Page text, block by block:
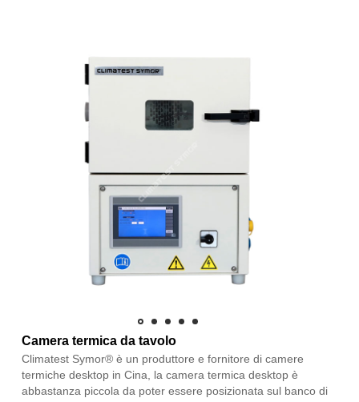
Camera termica da tavolo
Climatest Symor® è un produttore e fornitore di camere
termiche desktop in Cina, la camera termica desktop è
abbastanza piccola da poter essere posizionata sul banco di